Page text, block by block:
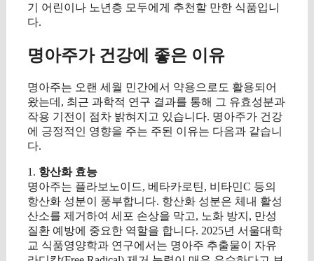
기 어린이나 노년층 모두에게 추천할 만한 식품입니
다.
명아주가 건강에 좋은 이유
명아주는 오랜 세월 민간에서 약용으로도 활용되어
왔는데, 최근 과학적 연구 결과를 통해 그 유효성분과
작용 기전이 점차 밝혀지고 있습니다. 명아주가 건강
에 긍정적인 영향을 주는 주된 이유는 다음과 같습니
다.
1. 항산화 효능
명아주는 플라보노이드, 베타카로틴, 비타민C 등의
항산화 성분이 풍부합니다. 항산화 성분은 체내 활성
산소를 제거하여 세포 손상을 막고, 노화 방지, 만성
질환 예방에 중요한 역할을 합니다. 2025년 서울대학
교 식품영양학과 연구에서는 명아주 추출물이 자유